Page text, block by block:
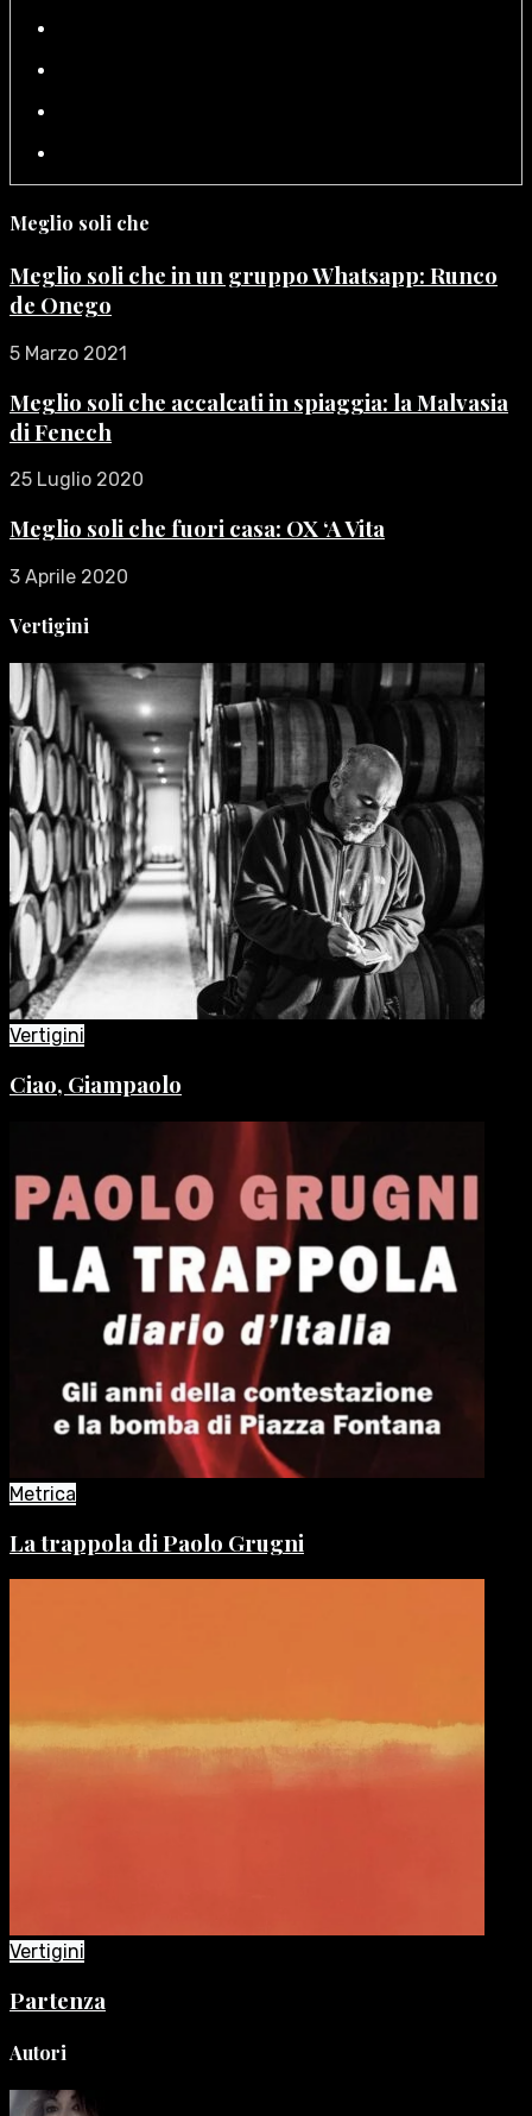
Meglio soli che
Meglio soli che in un gruppo Whatsapp: Runco
de Onego
5 Marzo 2021
Meglio soli che accalcati in spiaggia: la Malvasia
di Fenech
25 Luglio 2020
Meglio soli che fuori casa: OX ‘A Vita
3 Aprile 2020
Vertigini
Vertigini
Ciao, Giampaolo
Metrica
La trappola di Paolo Grugni
Vertigini
Partenza
Autori